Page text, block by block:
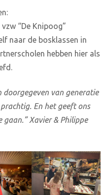
“De Knipoog”
naar de bosklassen in
hebben hier als
doorgegeven van generatie
En het geeft ons
gaan.” Xavier & Philippe